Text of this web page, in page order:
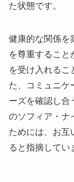
た状態です。
健康的な関係を
を尊重すること
を受け入れるこ
た、コミュニケ
ーズを確認し合
のソフィア・ナ
ためには、お互
ると指摘してい